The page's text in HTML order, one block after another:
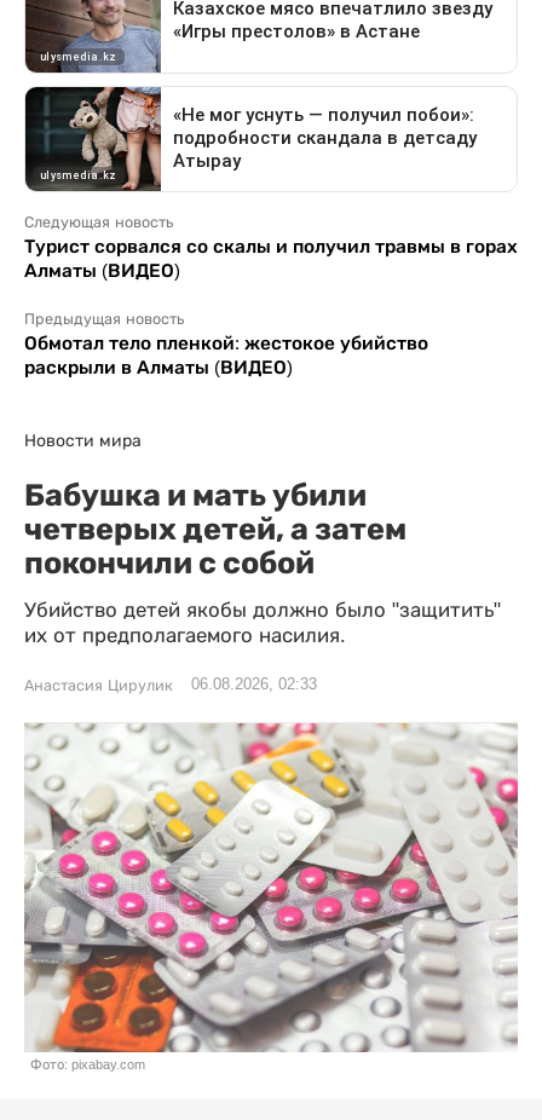
Следующая новость
Турист сорвался со скалы и получил травмы в горах
Алматы (ВИДЕО)
Предыдущая новость
Обмотал тело пленкой: жестокое убийство
раскрыли в Алматы (ВИДЕО)
Новости мира
Бабушка и мать убили
четверых детей, а затем
покончили с собой
Убийство детей якобы должно было "защитить"
их от предполагаемого насилия.
Анастасия Цирулик 06.08.2026, 02:33
Фото: pixabay.com